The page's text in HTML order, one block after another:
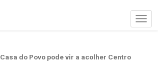
Casa do Povo pode vir a acolher Centro